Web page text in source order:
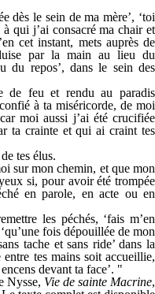
dès le sein de ma mère’, ‘toi
qui j’ai consacré ma chair et
cet instant, mets auprès de
par la main au lieu du
du repos’, dans le sein des
de feu et rendu au paradis
à ta miséricorde, de moi
moi aussi j’ai été crucifiée
ta crainte et qui ai craint tes
tes élus.
sur mon chemin, et que mon
si, pour avoir été trompée
en parole, en acte ou en
les péchés, ‘fais m’en
fois dépouillée de mon
tache et sans ride’ dans la
tes mains soit accueillie,
devant ta face’. "
Nysse, Vie de sainte Macrine,